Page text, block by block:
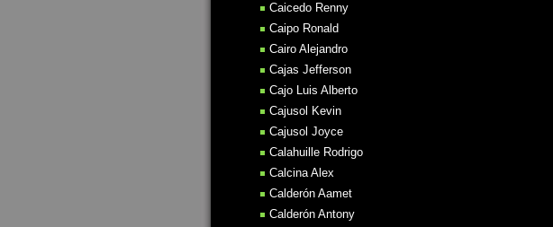
Caicedo Renny
Caipo Ronald
Cairo Alejandro
Cajas Jefferson
Cajo Luis Alberto
Cajusol Kevin
Cajusol Joyce
Calahuille Rodrigo
Calcina Alex
Calderón Aamet
Calderón Antony